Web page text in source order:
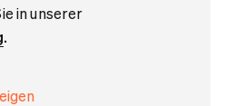
in unserer
.